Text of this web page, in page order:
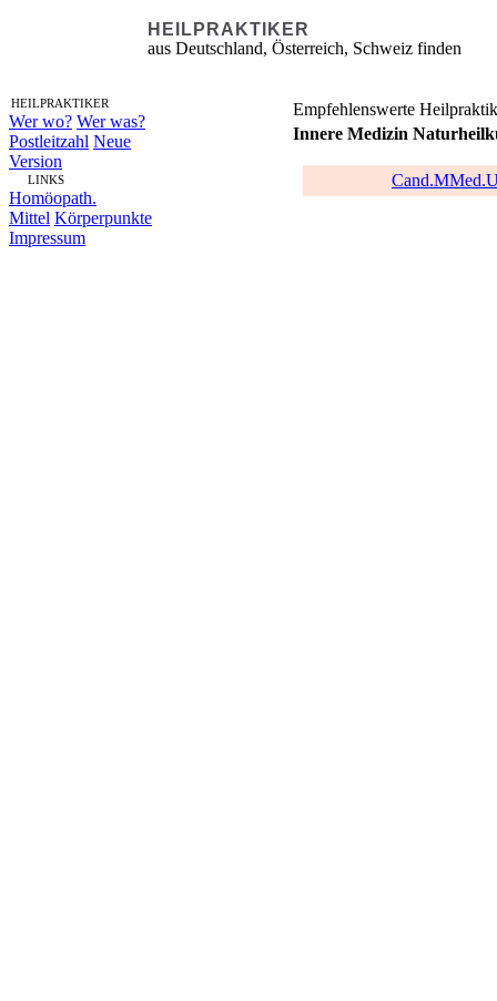
HEILPRAKTIKER
aus Deutschland, Österreich, Schweiz finden
HEILPRAKTIKER
Wer wo? Wer was?
Postleitzahl Neue
Version
LINKS
Homöopath.
Mittel Körperpunkte
Impressum
Empfehlenswerte
Innere Medizin